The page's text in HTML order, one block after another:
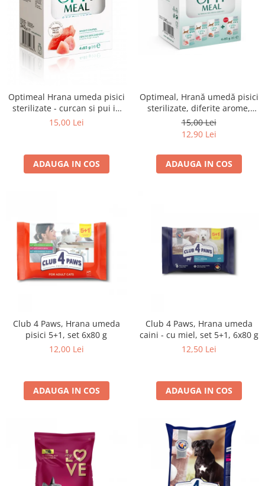
Optimeal Hrana umeda pisici
sterilizate - curcan si pui in
sos, set 3+1, 4*0,085kg
15,00 Lei
ADAUGA IN COS
Optimeal, Hrană umedă pisici
sterilizate, diferite arome,
(3+1), 0.34kg
15,00 Lei
12,90 Lei
ADAUGA IN COS
Club 4 Paws, Hrana umeda
pisici 5+1, set 6x80 g
12,00 Lei
ADAUGA IN COS
Club 4 Paws, Hrana umeda
caini - cu miel, set 5+1, 6x80 g
12,50 Lei
ADAUGA IN COS